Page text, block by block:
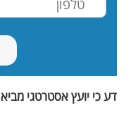
דע כי יועץ אסטרטגי